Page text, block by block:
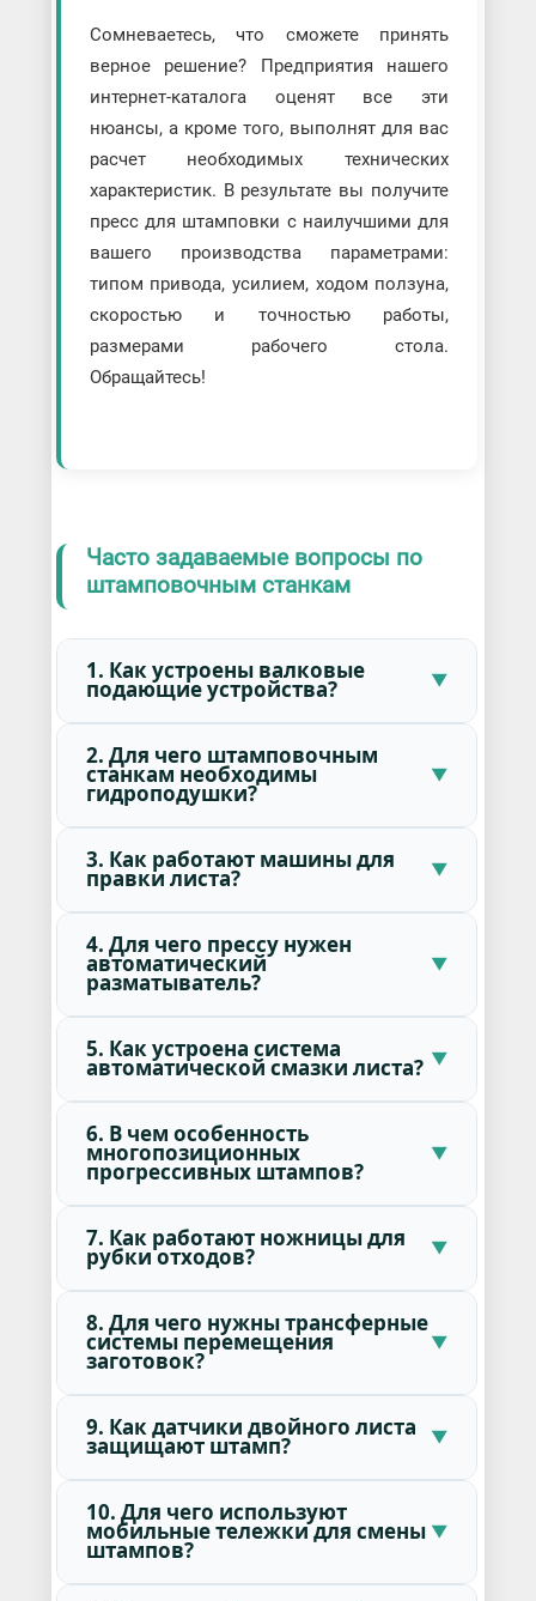
Сомневаетесь, что сможете принять
верное решение? Предприятия нашего
интернет-каталога оценят все эти
нюансы, а кроме того, выполнят для вас
расчет необходимых технических
характеристик. В результате вы получите
пресс для штамповки с наилучшими для
вашего производства параметрами:
типом привода, усилием, ходом ползуна,
скоростью и точностью работы,
размерами рабочего стола.
Обращайтесь!
Часто задаваемые вопросы по
штамповочным станкам
1. Как устроены валковые
подающие устройства?
2. Для чего штамповочным
станкам необходимы
гидроподушки?
3. Как работают машины для
правки листа?
4. Для чего прессу нужен
автоматический
разматыватель?
5. Как устроена система
автоматической смазки листа?
6. В чем особенность
многопозиционных
прогрессивных штампов?
7. Как работают ножницы для
рубки отходов?
8. Для чего нужны трансферные
системы перемещения
заготовок?
9. Как датчики двойного листа
защищают штамп?
10. Для чего используют
мобильные тележки для смены
штампов?